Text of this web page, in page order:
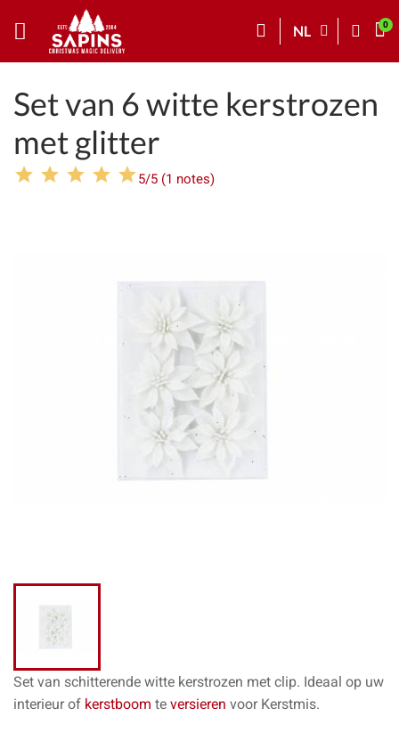
NL
Set van 6 witte kerstrozen
met glitter
5/5 (1 notes)
Set van schitterende witte kerstrozen met clip. Ideaal op uw
interieur of kerstboom te versieren voor Kerstmis.